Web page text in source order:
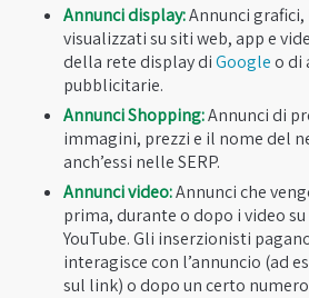
Annunci display:Annunci grafici,
visualizzati su siti web, app e
della rete display diGoogleo di
pubblicitarie.
Annunci Shopping:Annunci di
immagini, prezzi e il nome del
anch’essi nelle SERP.
Annunci video:Annunci che
prima, durante o dopo i video
YouTube. Gli inserzionisti
interagisce con l’annuncio (ad
sul link) o dopo un certo